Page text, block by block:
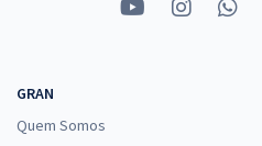
GRAN
Quem Somos